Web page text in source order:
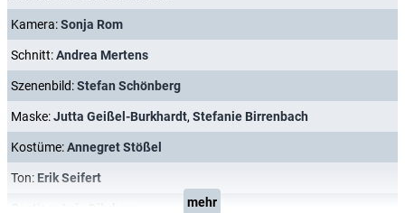
Kamera:Sonja Rom
Schnitt:Andrea Mertens
Szenenbild:Stefan Schönberg
Maske:Jutta Geißel-Burkhardt, Stefanie Birrenbach
Kostüme:Annegret Stößel
Ton: Erik Seifert
mehr